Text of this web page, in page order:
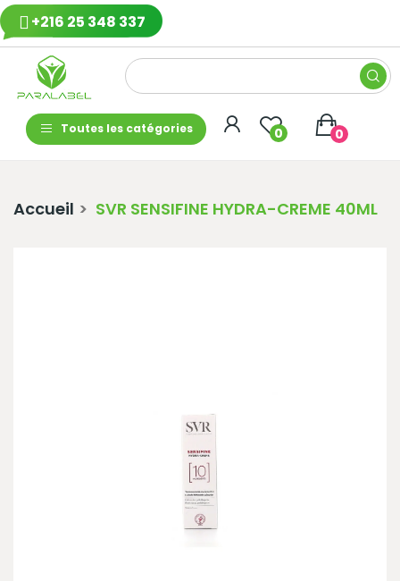
+216 25 348 337
Toutes les catégories 0 0
Accueil SVR SENSIFINE HYDRA-CREME 40ML